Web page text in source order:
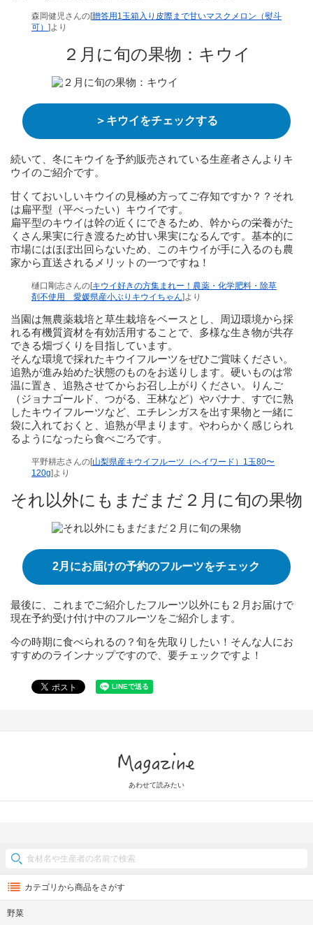
森岡健児さんの[贈答用1玉箱入り皮際まで甘いマスクメロン（熨斗
可） ]より
２月に旬の果物：キウイ
＞キウイをチェックする
続いて、冬にキウイを予約販売されている生産者さんよりキ
ウイのご紹介です。
甘くておいしいキウイの見極め方ってご存知ですか？？それ
は扁平型（平べったい）キウイです。
扁平型のキウイは幹の近くにできるため、幹からの栄養がた
くさん果実に行き渡るため甘い果実になるんです。基本的に
市場にはほぼ出回らないため、このキウイが手に入るのも農
家から直送されるメリットの一つですね！
樋口剛志さんの[キウイ好きの方集まれー！農薬・化学肥料・除草
剤不使用 愛媛県産小ぶりキウイちゃん]より
当園は無農薬栽培と草生栽培をベースとし、周辺環境から採
れる有機質資材を有効活用することで、多様な生き物が共存
できる畑づくりを目指しています。
そんな環境で採れたキウイフルーツをぜひご賞味ください。
追熟が進み始めた状態のものをお送りします。硬いものは常
温に置き、追熟させてからお召し上がりください。りんご
（ジョナゴールド、つがる、王林など）やバナナ、すでに熟
したキウイフルーツなど、エチレンガスを出す果物と一緒に
袋に入れておくと、追熟が早まります。やわらかく感じられ
るようになったら食べごろです。
平野耕志さんの[山梨県産キウイフルーツ（ヘイワード）1玉80〜
120g]より
それ以外にもまだまだ２月に旬の果物
2月にお届けの予約のフルーツをチェック
最後に、これまでご紹介したフルーツ以外にも２月お届けで
現在予約受け付け中のフルーツをご紹介します。
今の時期に食べられるの？旬を先取りしたい！そんな人にお
すすめのラインナップですので、要チェックですよ！
あわせて読みたい
カテゴリから商品をさがす
野菜